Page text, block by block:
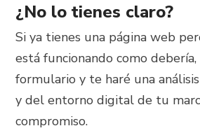
¿No lo tienes claro?
Si ya tienes una página web
está funcionando como
formulario y te haré una
y del entorno digital de tu
compromiso.